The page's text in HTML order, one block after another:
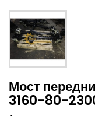
Мост
3160-80-